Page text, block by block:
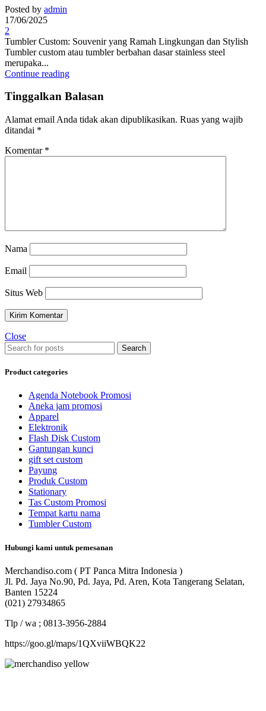
Posted by admin
17/06/2025
2
Tumbler Custom: Souvenir yang Ramah Lingkungan dan Stylish
Tumbler custom atau tumbler berbahan dasar stainless steel
merupaka...
Continue reading
Tinggalkan Balasan
Alamat email Anda tidak akan dipublikasikan. Ruas yang wajib
ditandai *
Komentar *
Nama
Email
Situs Web
Close
Search
Product categories
Agenda Notebook Promosi
Aneka jam promosi
Apparel
Elektronik
Flash Disk Custom
Gantungan kunci
gift set custom
Payung
Produk Custom
Stationary
Tas Custom Promosi
Tempat kartu nama
Tumbler Custom
Hubungi kami untuk pemesanan
Merchandiso.com ( PT Panca Mitra Indonesia )
Jl. Pd. Jaya No.90, Pd. Jaya, Pd. Aren, Kota Tangerang Selatan,
Banten 15224
(021) 27934865
Tlp / wa ; 0813-3956-2884
https://goo.gl/maps/1QXviiWBQK22